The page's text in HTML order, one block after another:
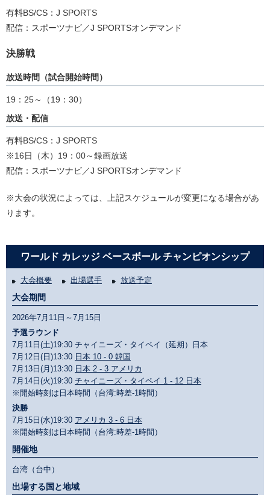
有料BS/CS：J SPORTS
配信：スポーツナビ／J SPORTSオンデマンド
決勝戦
放送時間（試合開始時間）
19：25～（19：30）
放送・配信
有料BS/CS：J SPORTS
※16日（木）19：00～録画放送
配信：スポーツナビ／J SPORTSオンデマンド
※大会の状況によっては、上記スケジュールが変更になる場合があ
ります。
ワールド カレッジ ベースボール チャンピオンシップ
大会概要 出場選手 放送予定
大会期間
2026年7月11日～7月15日
予選ラウンド
7月11日(土)19:30 チャイニーズ・タイペイ（延期）日本
7月12日(日)13:30 日本 10 - 0 韓国
7月13日(月)13:30 日本 2 - 3 アメリカ
7月14日(火)19:30 チャイニーズ・タイペイ 1 - 12 日本
※開始時刻は日本時間（台湾:時差-1時間）
決勝
7月15日(水)19:30 アメリカ 3 - 6 日本
※開始時刻は日本時間（台湾:時差-1時間）
開催地
台湾（台中）
出場する国と地域